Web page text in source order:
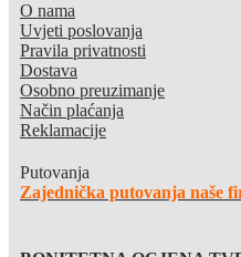
O nama
Uvjeti poslovanja
Pravila privatnosti
Dostava
Osobno preuzimanje
Način plaćanja
Reklamacije
Putovanja
Zajednička putovanja naše